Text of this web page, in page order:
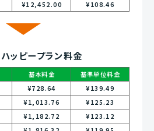
¥12,452.00 ¥108.46
ッピープラン料金
基本料金
基準単位料金
¥728.64
¥139.49
¥1,013.76
¥125.23
¥1,182.72
¥123.12